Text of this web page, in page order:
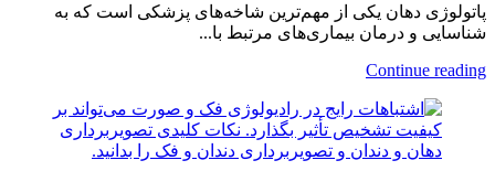
پاتولوژی دهان یکی از مهم‌ترین شاخه‌های پزشکی است که به
شناسایی و درمان بیماری‌های مرتبط با...
Continue reading